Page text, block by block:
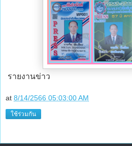
รายงานข่าว
at 8/14/2566 05:03:00 AM
ใช้ร่วมกัน